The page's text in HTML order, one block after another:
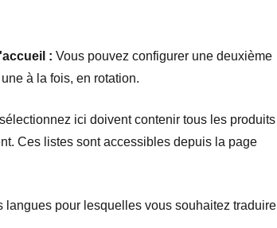
: Vous pouvez configurer une deuxième
à la fois, en rotation.
ici doivent contenir tous les produits
Ces listes sont accessibles depuis la page
langues pour lesquelles vous souhaitez traduire